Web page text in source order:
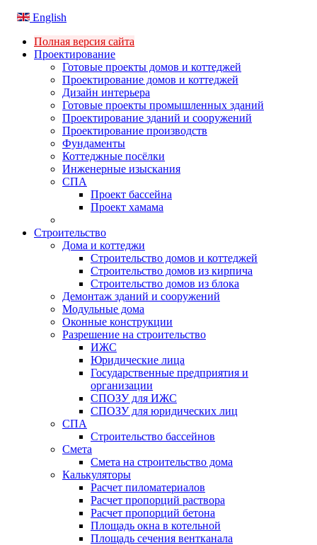
English
Полная версия сайта
Проектирование
Готовые проекты домов и коттеджей
Проектирование домов и коттеджей
Дизайн интерьера
Готовые проекты промышленных зданий
Проектирование зданий и сооружений
Проектирование производств
Фундаменты
Коттеджные посёлки
Инженерные изыскания
СПА
Проект бассейна
Проект хамама
Строительство
Дома и коттеджи
Строительство домов и коттеджей
Строительство домов из кирпича
Строительство домов из блока
Демонтаж зданий и сооружений
Модульные дома
Оконные конструкции
Разрешение на строительство
ИЖС
Юридические лица
Государственные предприятия и
организации
СПОЗУ для ИЖС
СПОЗУ для юридических лиц
СПА
Строительство бассейнов
Смета
Смета на строительство дома
Калькуляторы
Расчет пиломатериалов
Расчет пропорций раствора
Расчет пропорций бетона
Площадь окна в котельной
Площадь сечения вентканала